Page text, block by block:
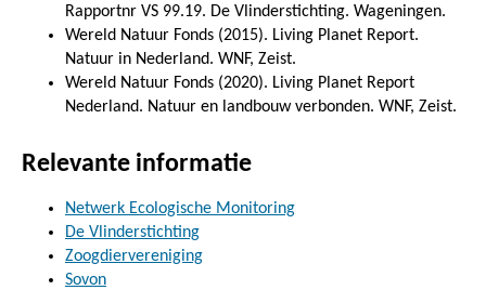
Rapportnr VS 99.19. De Vlinderstichting. Wageningen.
Wereld Natuur Fonds (2015). Living Planet Report.
Natuur in Nederland. WNF, Zeist.
Wereld Natuur Fonds (2020). Living Planet Report
Nederland. Natuur en landbouw verbonden. WNF, Zeist.
Relevante informatie
Netwerk Ecologische Monitoring
De Vlinderstichting
Zoogdiervereniging
Sovon